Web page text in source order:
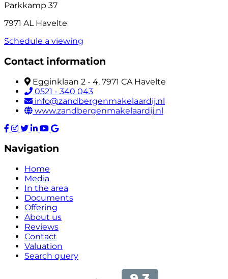
Parkkamp 37
7971 AL Havelte
Schedule a viewing
Contact information
Egginklaan 2 - 4, 7971 CA Havelte
0521 - 340 043
info@zandbergenmakelaardij.nl
www.zandbergenmakelaardij.nl
Navigation
Home
Media
In the area
Documents
Offering
About us
Reviews
Contact
Valuation
Search query